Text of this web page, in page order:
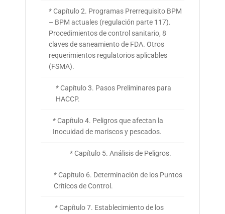
* Capítulo 2. Programas Prerrequisito BPM
– BPM actuales (regulación parte 117).
Procedimientos de control sanitario, 8
claves de saneamiento de FDA. Otros
requerimientos regulatorios aplicables
(FSMA).
* Capítulo 3. Pasos Preliminares para
HACCP.
* Capítulo 4. Peligros que afectan la
Inocuidad de mariscos y pescados.
* Capítulo 5. Análisis de Peligros.
* Capítulo 6. Determinación de los Puntos
Críticos de Control.
* Capítulo 7. Establecimiento de los